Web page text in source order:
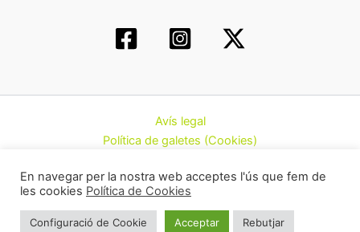
Avís legal
Política de galetes (Cookies)
Contacte
Cannàbiques de Catalunya (CatFAC)
En navegar per la nostra web acceptes l'ús que fem de
les cookies Política de Cookies
Configuració de Cookie Acceptar Rebutjar